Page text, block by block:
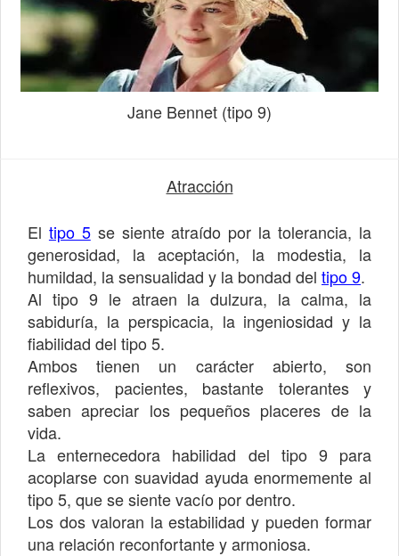
Jane Bennet (tipo 9)
Atracción
El tipo 5se siente atraído por la tolerancia, la
generosidad, la aceptación, la modestia, la
humildad, la sensualidad y la bondad del tipo 9.
Al tipo 9 le atraen la dulzura, la calma, la
sabiduría, la perspicacia, la ingeniosidad y la
fiabilidad del tipo 5.
Ambos tienen un carácter abierto, son
reflexivos, pacientes, bastante tolerantes y
saben apreciar los pequeños placeres de la
vida.
La enternecedora habilidad del tipo 9 para
acoplarse con suavidad ayuda enormemente al
tipo 5, que se siente vacío por dentro.
Los dos valoran la estabilidad y pueden formar
una relación reconfortante y armoniosa.